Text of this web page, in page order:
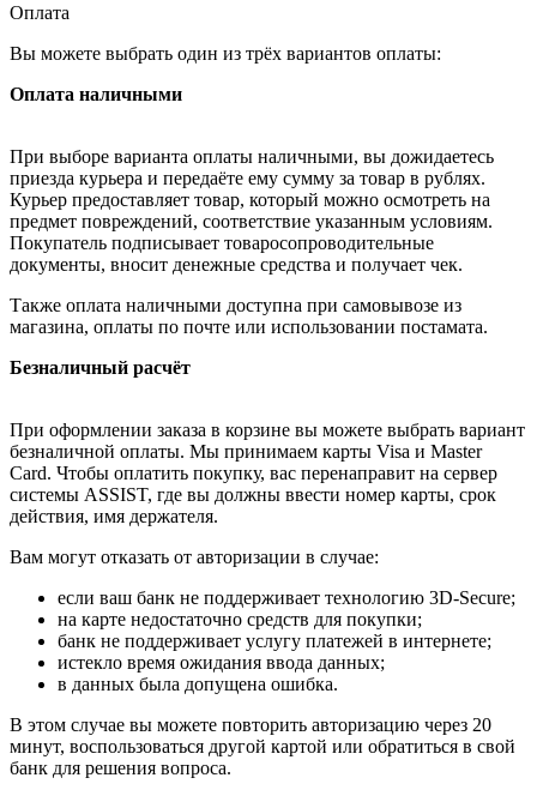
Оплата
Вы можете выбрать один из трёх вариантов оплаты:
Оплата наличными
При выборе варианта оплаты наличными, вы дожидаетесь
приезда курьера и передаёте ему сумму за товар в рублях.
Курьер предоставляет товар, который можно осмотреть на
предмет повреждений, соответствие указанным условиям.
Покупатель подписывает товаросопроводительные
документы, вносит денежные средства и получает чек.
Также оплата наличными доступна при самовывозе из
магазина, оплаты по почте или использовании постамата.
Безналичный расчёт
При оформлении заказа в корзине вы можете выбрать вариант
безналичной оплаты. Мы принимаем карты Visa и Master
Card. Чтобы оплатить покупку, вас перенаправит на сервер
системы ASSIST, где вы должны ввести номер карты, срок
действия, имя держателя.
Вам могут отказать от авторизации в случае:
если ваш банк не поддерживает технологию 3D-Secure;
на карте недостаточно средств для покупки;
банк не поддерживает услугу платежей в интернете;
истекло время ожидания ввода данных;
в данных была допущена ошибка.
В этом случае вы можете повторить авторизацию через 20
минут, воспользоваться другой картой или обратиться в свой
банк для решения вопроса.